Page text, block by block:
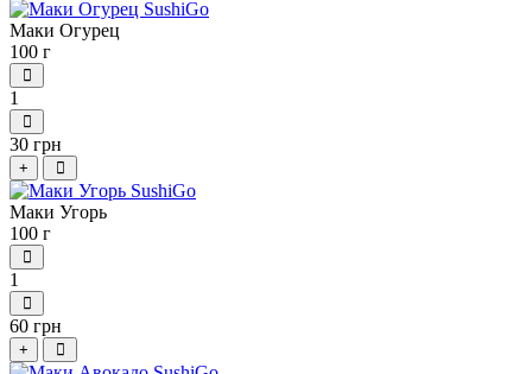
Маки Огурец
100 г
1
30 грн
+
Маки Угорь
100 г
1
60 грн
+